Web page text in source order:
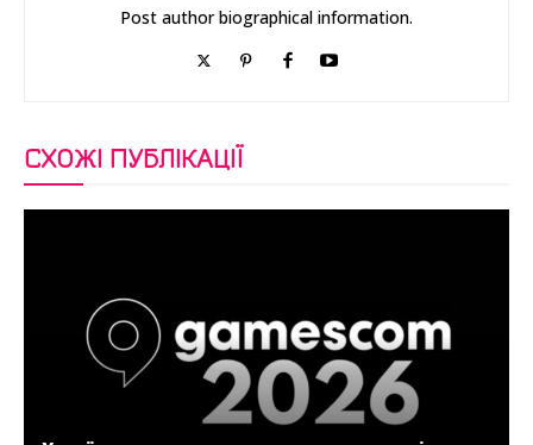
Post author biographical information.
СХОЖІ ПУБЛІКАЦІЇ